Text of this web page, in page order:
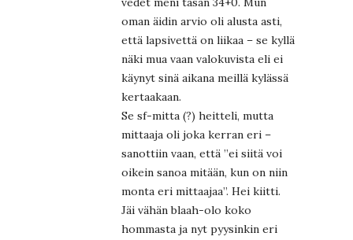
oman äidin arvio oli alusta asti,
että lapsivettä on liikaa – se kyllä
näki mua vaan valokuvista eli ei
käynyt sinä aikana meillä kylässä
kertaakaan.
Se sf-mitta (?) heitteli, mutta
mittaaja oli joka kerran eri –
sanottiin vaan, että ”ei siitä voi
oikein sanoa mitään, kun on niin
monta eri mittaajaa”. Hei kiitti.
Jäi vähän blaah-olo koko
hommasta ja nyt pyysinkin eri